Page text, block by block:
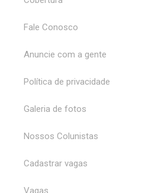
Fale Conosco
Anuncie com a gente
Política de privacidade
Galeria de fotos
Nossos Colunistas
Cadastrar vagas
Vagas